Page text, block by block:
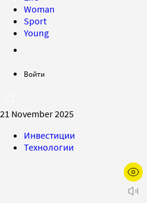
Woman
Sport
Young
Войти
21 November 2025
Инвестиции
Технологии